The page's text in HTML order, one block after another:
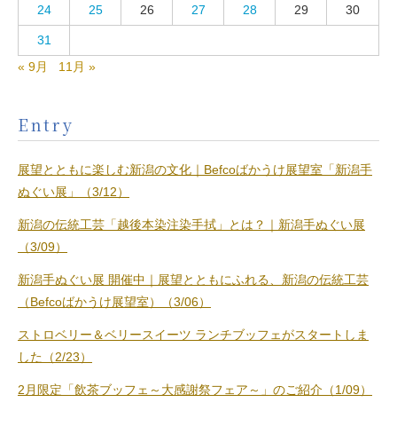
24 25 26 27 28 29 30
31
« 9月
11月 »
Entry
展望とともに楽しむ新潟の文化｜Befcoばかうけ展望室「新潟手
ぬぐい展」（3/12）
新潟の伝統工芸「越後本染注染手拭」とは？｜新潟手ぬぐい展
（3/09）
新潟手ぬぐい展 開催中｜展望とともにふれる、新潟の伝統工芸
（Befcoばかうけ展望室）（3/06）
ストロベリー＆ベリースイーツ ランチブッフェがスタートしま
した（2/23）
2月限定「飲茶ブッフェ～大感謝祭フェア～」のご紹介（1/09）